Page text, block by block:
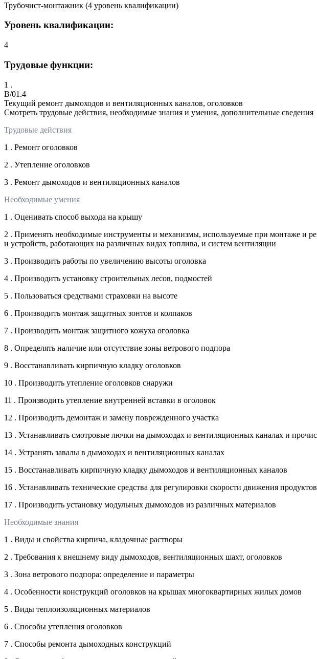
Трубочист-монтажник (4 уровень квалификации)
Уровень квалификации:
4
Трудовые функции:
1 .
B/01.4
Текущий ремонт дымоходов и вентиляционных каналов, оголовков
Смотреть трудовые действия, необходимые знания и умения, дополнительные сведения
Трудовые действия
1 . Ремонт оголовков
2 . Утепление оголовков
3 . Ремонт дымоходов и вентиляционных каналов
Необходимые умения
1 . Оценивать способ выхода на крышу
2 . Применять необходимые инструменты и механизмы, используемые при монтаже и
и устройств, работающих на различных видах топлива, и систем вентиляции
3 . Производить работы по увеличению высоты оголовка
4 . Производить установку строительных лесов, подмостей
5 . Пользоваться средствами страховки на высоте
6 . Производить монтаж защитных зонтов и колпаков
7 . Производить монтаж защитного кожуха оголовка
8 . Определять наличие или отсутствие зоны ветрового подпора
9 . Восстанавливать кирпичную кладку оголовков
10 . Производить утепление оголовков снаружи
11 . Производить утепление внутренней вставки в оголовок
12 . Производить демонтаж и замену поврежденного участка
13 . Устанавливать смотровые лючки на дымоходах и вентиляционных каналах и
14 . Устранять завалы в дымоходах и вентиляционных каналах
15 . Восстанавливать кирпичную кладку дымоходов и вентиляционных каналов
16 . Устанавливать технические средства для регулировки скорости движения
17 . Производить установку модульных дымоходов из различных материалов
Необходимые знания
1 . Виды и свойства кирпича, кладочные растворы
2 . Требования к внешнему виду дымоходов, вентиляционных шахт, оголовков
3 . Зона ветрового подпора: определение и параметры
4 . Особенности конструкций оголовков на крышах многоквартирных жилых домов
5 . Виды теплоизоляционных материалов
6 . Способы утепления оголовков
7 . Способы ремонта дымоходных конструкций